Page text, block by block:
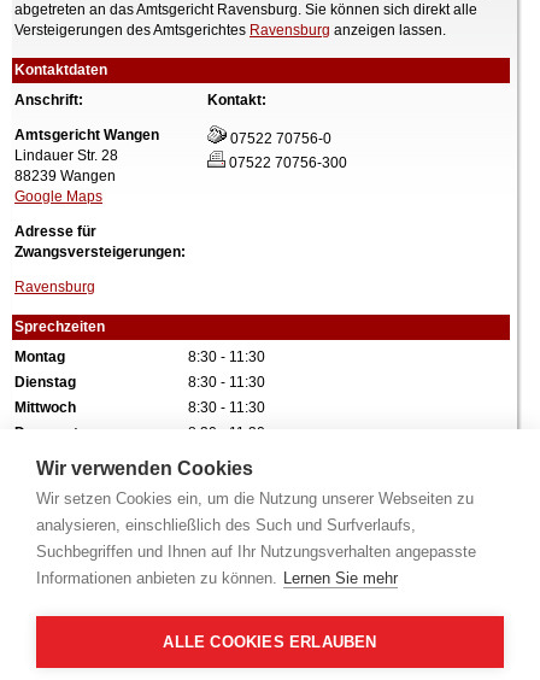
Wir verwenden Cookies
Wir setzen Cookies ein, um die Nutzung unserer Webseiten zu
analysieren, einschließlich des Such und Surfverlaufs,
Suchbegriffen und Ihnen auf Ihr Nutzungsverhalten angepasste
Informationen anbieten zu können. Lernen Sie mehr
ALLE COOKIES ERLAUBEN
abgetreten an das Amtsgericht Ravensburg. Sie können sich direkt alle
Versteigerungen des Amtsgerichtes Ravensburg anzeigen lassen.
Kontaktdaten
Anschrift:
Amtsgericht Wangen
Lindauer Str. 28
88239 Wangen
Google Maps
Adresse für
Zwangsversteigerungen:
Ravensburg
Kontakt:
07522 70756-0
07522 70756-300
Sprechzeiten
Montag
8:30 - 11:30
Dienstag
8:30 - 11:30
Mittwoch
8:30 - 11:30
Donnerstag
8:30 - 11:30
Freitag
8:30 - 11:30
Alle Angaben ohne Gewähr.